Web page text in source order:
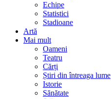
Echipe
Statistici
Stadioane
Artă
Mai mult
Oameni
Teatru
Cărți
Știri din întreaga lume
Istorie
Sănătate